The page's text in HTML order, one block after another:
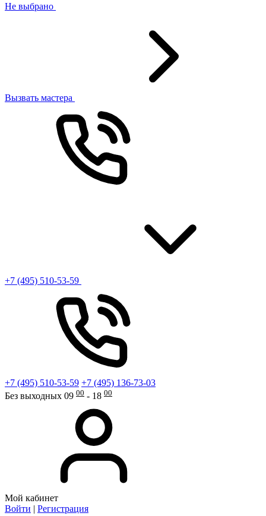
Не выбрано
Вызвать мастера
+7 (495) 510-53-59
+7 (495) 510-53-59 +7 (495) 136-73-03
Без выходных 09 00 - 18 00
Мой кабинет
Войти | Регистрация